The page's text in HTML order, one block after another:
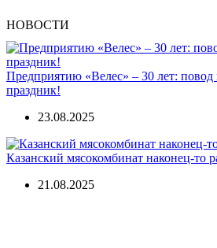
НОВОСТИ
Предприятию «Велес» – 30 лет: повод
праздник!
23.08.2025
Казанский мясокомбинат наконец-то
21.08.2025